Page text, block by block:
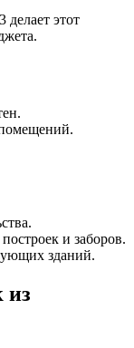
делает этот
и заборов.
зданий.
из